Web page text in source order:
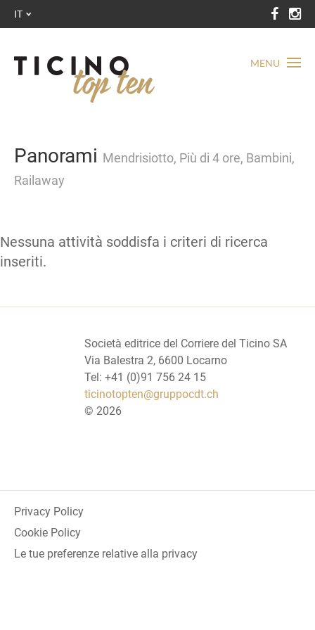
MENU
IT
Panorami Mendrisiotto, Più di 4 ore, Bambini,
Railaway
Nessuna attività soddisfa i criteri di ricerca
inseriti.
Società editrice del Corriere del Ticino SA
Via Balestra 2, 6600 Locarno
Tel: +41 (0)91 756 24 15
ticinotopten@gruppocdt.ch
© 2026
Privacy Policy
Cookie Policy
Le tue preferenze relative alla privacy